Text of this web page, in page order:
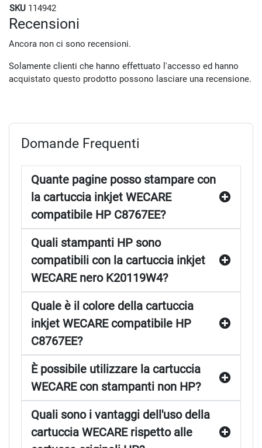
SKU 114942
Recensioni
Ancora non ci sono recensioni.
Solamente clienti che hanno effettuato l'accesso ed hanno
acquistato questo prodotto possono lasciare una recensione.
Domande Frequenti
Quante pagine posso stampare con
la cartuccia inkjet WECARE
compatibile HP C8767EE?
Quali stampanti HP sono
compatibili con la cartuccia inkjet
WECARE nero K20119W4?
Quale è il colore della cartuccia
inkjet WECARE compatibile HP
C8767EE?
È possibile utilizzare la cartuccia
WECARE con stampanti non HP?
Quali sono i vantaggi dell'uso della
cartuccia WECARE rispetto alle